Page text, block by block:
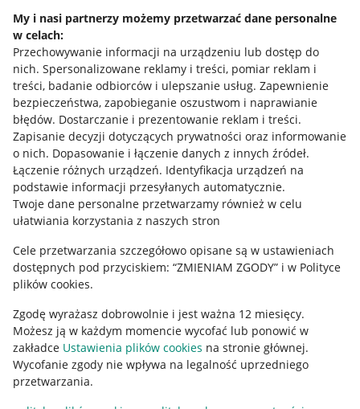
My i nasi partnerzy możemy przetwarzać dane personalne
w celach:
Przechowywanie informacji na urządzeniu lub dostęp do
nich. Spersonalizowane reklamy i treści, pomiar reklam i
treści, badanie odbiorców i ulepszanie usług. Zapewnienie
bezpieczeństwa, zapobieganie oszustwom i naprawianie
błędów. Dostarczanie i prezentowanie reklam i treści.
Zapisanie decyzji dotyczących prywatności oraz informowanie
o nich. Dopasowanie i łączenie danych z innych źródeł.
Łączenie różnych urządzeń. Identyfikacja urządzeń na
podstawie informacji przesyłanych automatycznie.
Twoje dane personalne przetwarzamy również w celu
ułatwiania korzystania z naszych stron
Cele przetwarzania szczegółowo opisane są w ustawieniach
dostępnych pod przyciskiem: “ZMIENIAM ZGODY” i w Polityce
plików cookies.
Zgodę wyrażasz dobrowolnie i jest ważna 12 miesięcy.
Możesz ją w każdym momencie wycofać lub ponowić w
zakładce Ustawienia plików cookies na stronie głównej.
Wycofanie zgody nie wpływa na legalność uprzedniego
przetwarzania.
Allegro Gadane dla sprzedających
Allegro Gadane dla kupujących
Mapa miejscowości
Informacje prawne
Regulamin
Polityka plików "cookies"
Ustawienia plików "cookies"
Udostępnianie lokalizacji
Informacje dla Aktu o Usługach Cyfrowych
Pobierz aplikację